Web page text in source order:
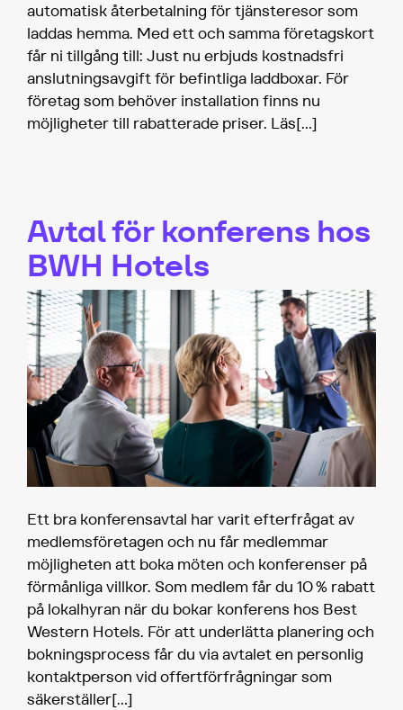
automatisk återbetalning för tjänsteresor som
laddas hemma. Med ett och samma företagskort
får ni tillgång till: Just nu erbjuds kostnadsfri
anslutningsavgift för befintliga laddboxar. För
företag som behöver installation finns nu
möjligheter till rabatterade priser. Läs[…]
Avtal för konferens hos
BWH Hotels
Ett bra konferensavtal har varit efterfrågat av
medlemsföretagen och nu får medlemmar
möjligheten att boka möten och konferenser på
förmånliga villkor. Som medlem får du 10 % rabatt
på lokalhyran när du bokar konferens hos Best
Western Hotels. För att underlätta planering och
bokningsprocess får du via avtalet en personlig
kontaktperson vid offertförfrågningar som
säkerställer[…]